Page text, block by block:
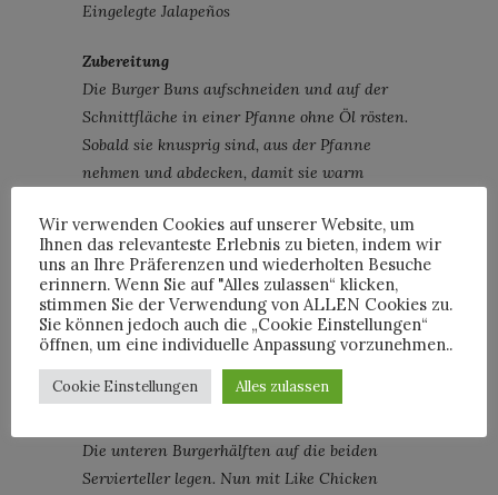
Eingelegte Jalapeños
Zubereitung
Die Burger Buns aufschneiden und auf der
Schnittfläche in einer Pfanne ohne Öl rösten.
Sobald sie knusprig sind, aus der Pfanne
nehmen und abdecken, damit sie warm
Öl in der Pfanne erhitzen. Like Chicken
hinzufügen und kräftig anbraten. Die Hitze
etwas reduzieren und Ahornsirup hinzufügen,
um das Like Chicken leicht zu
karamellisieren. Zimt, Chilipulver und
Barbecue Sauce darüber verteilen und
gleichmäßig untermischen. Mit Salz und
Die unteren Burgerhälften auf die beiden
Servierteller legen. Nun mit Like Chicken
Wir verwenden Cookies auf unserer Website, um
Ihnen das relevanteste Erlebnis zu bieten, indem wir
uns an Ihre Präferenzen und wiederholten Besuche
erinnern. Wenn Sie auf "Alles zulassen“ klicken,
stimmen Sie der Verwendung von ALLEN Cookies zu.
Sie können jedoch auch die „Cookie Einstellungen“
öffnen, um eine individuelle Anpassung vorzunehmen..
Cookie Einstellungen Alles zulassen